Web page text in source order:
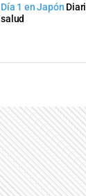
Día 1 en Japón
salud